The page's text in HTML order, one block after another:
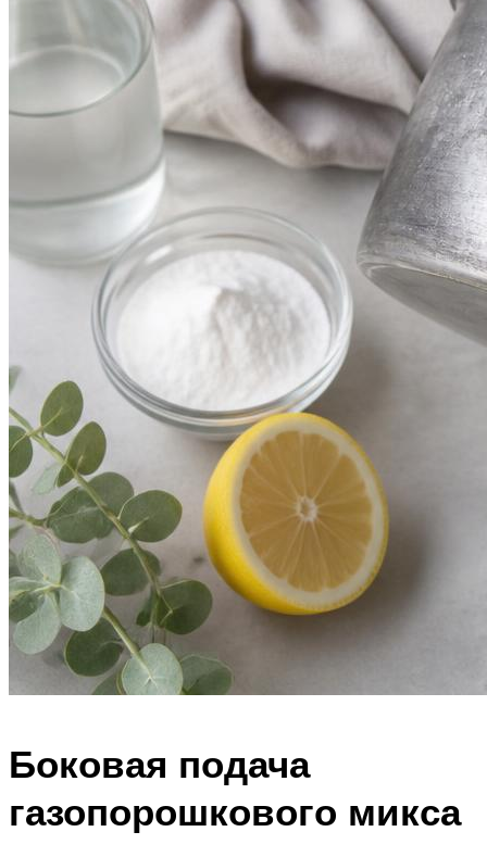
Боковая подача
газопорошкового микса